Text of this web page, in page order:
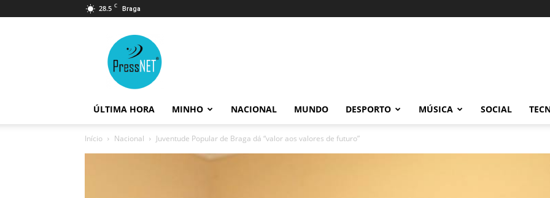
28.5 C Braga
ÚLTIMA HORA MINHO NACIONAL MUNDO DESPORTO MÚSICA SOCIAL
Início Nacional Juventude Popular de Braga dá “valor aos valores de futuro”